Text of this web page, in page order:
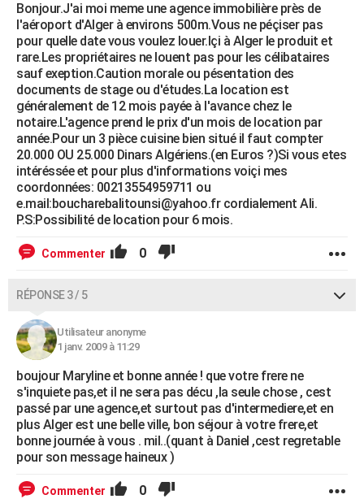
Bonjour.J'ai moi meme une agence immobilière près de
l'aéroport d'Alger à environs 500m.Vous ne péçiser pas
pour quelle date vous voulez louer.Içi à Alger le produit et
rare.Les propriétaires ne louent pas pour les célibataires
sauf exeption.Caution morale ou pésentation des
documents de stage ou d'études.La location est
généralement de 12 mois payée à l'avance chez le
notaire.L'agence prend le prix d'un mois de location par
année.Pour un 3 pièce cuisine bien situé il faut compter
20.000 OU 25.000 Dinars Algériens.(en Euros ?)Si vous etes
intéréssée et pour plus d'informations voiçi mes
coordonnées: 00213554959711 ou
e.mail:boucharebalitounsi@yahoo.fr cordialement Ali.
P.S:Possibilité de location pour 6 mois.
Commenter 0
RÉPONSE 3 / 5
Utilisateur anonyme
1 janv. 2009 à 11:29
boujour Maryline et bonne année ! que votre frere ne
s'inquiete pas,et il ne sera pas décu ,la seule chose , cest
passé par une agence,et surtout pas d'intermediere,et en
plus Alger est une belle ville, bon séjour à votre frere,et
bonne journée à vous . mil..(quant à Daniel ,cest regretable
pour son message haineux )
Commenter 0